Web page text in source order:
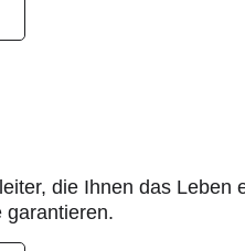
die Ihnen das Leben
garantieren.